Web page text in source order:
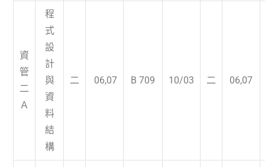
資
管
二
Ａ
程
式
設
計
與
資
料
結
構
二 06,07 B 709 10/03 二 06,07